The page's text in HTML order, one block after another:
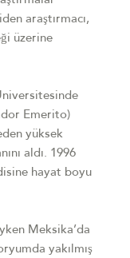
araştırmacı,
üzerine
Emerito)
yüksek
aldı. 1996
hayat boyu
Meksika’da
yakılmış